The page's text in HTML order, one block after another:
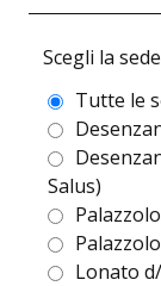
Scegli la sede
Tutte le
Salus)
Lonato